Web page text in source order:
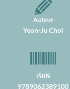
Auteur
Yeon-Ju Choi
ISBN
9789062389100